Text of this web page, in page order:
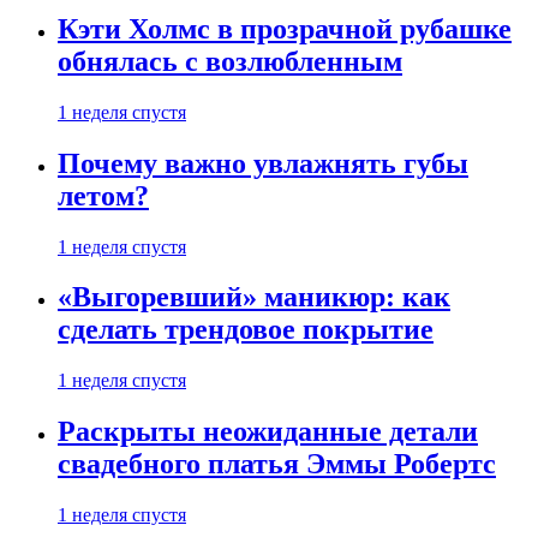
Кэти Холмс в прозрачной рубашке
обнялась с возлюбленным
1 неделя спустя
Почему важно увлажнять губы
летом?
1 неделя спустя
«Выгоревший» маникюр: как
сделать трендовое покрытие
1 неделя спустя
Раскрыты неожиданные детали
свадебного платья Эммы Робертс
1 неделя спустя